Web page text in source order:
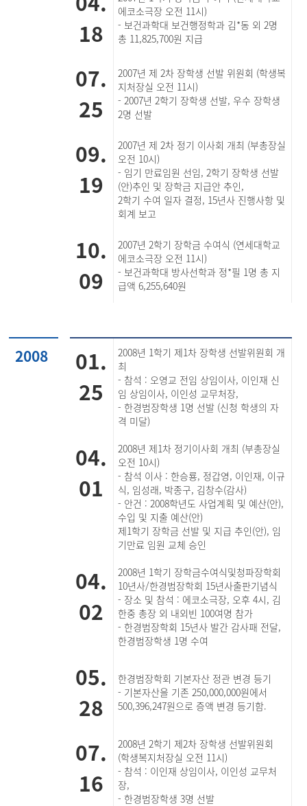
18
에코소극장 오전 11시)
- 보건과학대 보건행정학과 김*동 외 2명
총 11,825,700원 지급
07.
25
2007년 제 2차 장학생 선발 위원회 (학생복
지처장실 오전 11시)
- 2007년 2학기 장학생 선발, 우수 장학생
2명 선발
09.
19
2007년 제 2차 정기 이사회 개최 (부총장실
오전 10시)
- 임기 만료임원 선임, 2학기 장학생 선발
(안)추인 및 장학금 지급안 추인,
2학기 수여 일자 결정, 15년사 진행사항 및
회계 보고
10.
09
2007년 2학기 장학금 수여식 (연세대학교
에코소극장 오전 11시)
- 보건과학대 방사선학과 정*필 1명 총 지
급액 6,255,640원
2008
01.
25
2008년 1학기 제1차 장학생 선발위원회 개
최
- 참석 : 오영교 전임 상임이사, 이인재 신
임 상임이사, 이인성 교무처장,
- 한경범장학생 1명 선발 (신청 학생의 자
격 미달)
04.
01
2008년 제1차 정기이사회 개최 (부총장실
오전 10시)
- 참석 이사 : 한승룡, 정갑영, 이인재, 이규
식, 임성래, 박종구, 김창수(감사)
- 안건 : 2008학년도 사업계획 및 예산(안),
수입 및 지출 예산(안)
제1학기 장학금 선발 및 지급 추인(안), 임
기만료 임원 교체 승인
04.
02
2008년 1학기 장학금수여식및청파장학회
10년사/한경범장학회 15년사출판기념식
- 장소 및 참석 : 에코소극장, 오후 4시, 김
한중 총장 외 내외빈 100여명 참가
- 한경범장학회 15년사 발간 감사패 전달,
한경범장학생 1명 수여
05.
28
한경범장학회 기본자산 정관 변경 등기
- 기본자산을 기존 250,000,000원에서
500,396,247원으로 증액 변경 등기함.
07.
16
2008년 2학기 제2차 장학생 선발위원회
(학생복지처장실 오전 11시)
- 참석 : 이인재 상임이사, 이인성 교무처
장,
- 한경범장학생 3명 선발